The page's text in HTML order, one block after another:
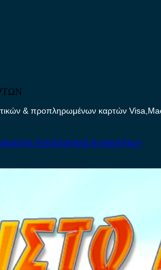
& προπληρωμένων καρτών
Ανταλλακτικά Αυτοκινήτων